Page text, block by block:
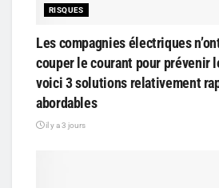
RISQUES
Les compagnies électriques
couper le courant pour prévenir
voici 3 solutions relativement
abordables
il y a 3 jours